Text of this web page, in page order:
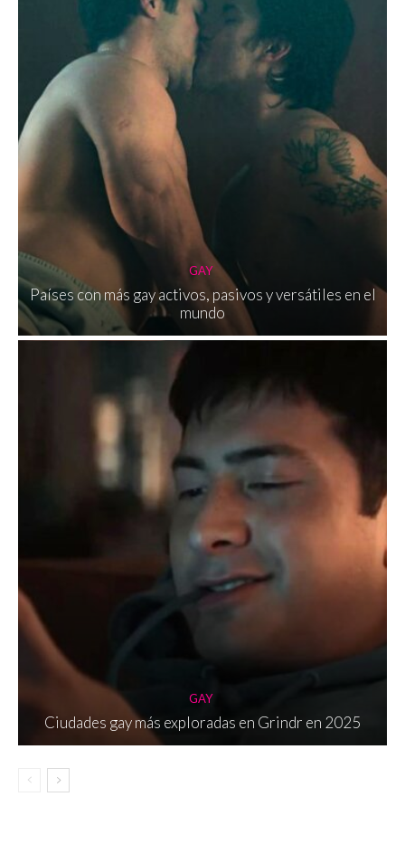
GAY
Países con más gay activos, pasivos y versátiles en el
mundo
GAY
Ciudades gay más exploradas en Grindr en 2025